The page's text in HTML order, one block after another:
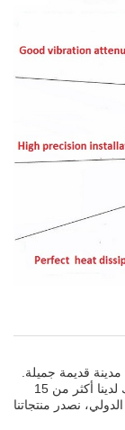
قديمة جميلة.
في عام 2001 بدأنا خدمة قطع الغيار السيارات، لذلك لدينا أكثر من 15
نصدر منتجاتنا